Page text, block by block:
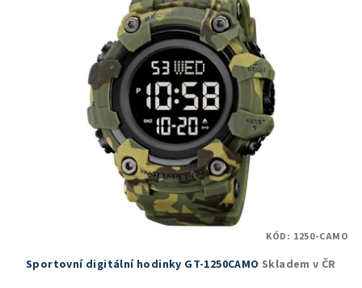
Sportovní digitální hodinky GT-1250CAMO Skladem v ČR
KÓD: 1250-CAMO